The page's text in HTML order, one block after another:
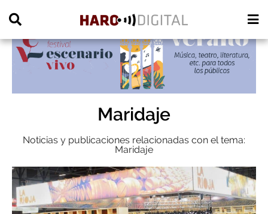
Maridaje
Noticias y publicaciones relacionadas con el tema:
Maridaje